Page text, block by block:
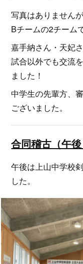
写真はありません
Bチームの2チーム
嘉手納さん・天妃
試合以外でも交流
ました！
中学生の先輩方、
ございました。
合同稽古（午後
午後は上山中学校
した。